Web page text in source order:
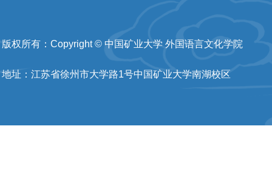
版权所有：Copyright © 中国矿业大学 外国语言文化学院
地址：江苏省徐州市大学路1号中国矿业大学南湖校区